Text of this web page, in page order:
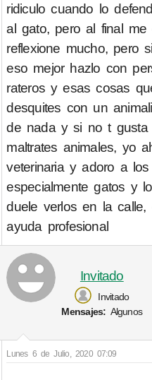
ridiculo cuando lo
al gato, pero al final
reflexione mucho, pero
eso mejor hazlo con
rateros y esas cosas
desquites con un
de nada y si no t gusta
maltrates animales, yo
veterinaria y adoro a
especialmente gatos y
duele verlos en la calle,
ayuda profesional
Invitado
Invitado
Mensajes: Algunos
Lunes 6 de Julio, 2020 07:09